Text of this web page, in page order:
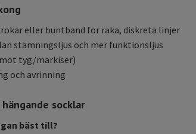
eller buntband för raka, diskreta linjer
stämningsljus och mer funktionsljus
tyg/markiser)
och avrinning
socklar
bäst till?